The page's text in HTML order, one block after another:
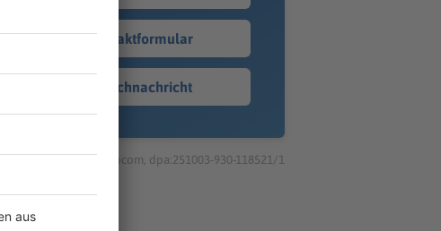
Kontaktformular
Sprachnachricht
© dpa-infocom, dpa:251003-930-118521/1